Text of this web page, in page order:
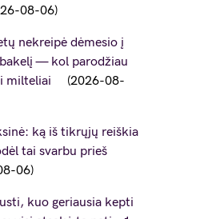
08-06
nekreipė dėmesio į
— kol parodžiau
milteliai
2026-08-
ką iš tikrųjų reiškia
tai svarbu prieš
06
kuo geriausia kepti